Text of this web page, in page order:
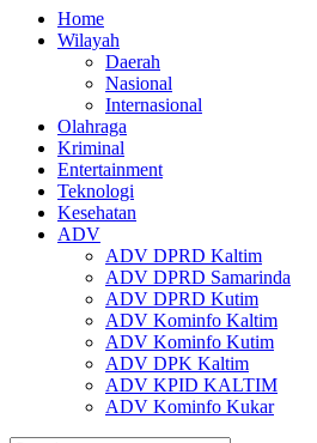
Home
Wilayah
Daerah
Nasional
Internasional
Olahraga
Kriminal
Entertainment
Teknologi
Kesehatan
ADV
ADV DPRD Kaltim
ADV DPRD Samarinda
ADV DPRD Kutim
ADV Kominfo Kaltim
ADV Kominfo Kutim
ADV DPK Kaltim
ADV KPID KALTIM
ADV Kominfo Kukar